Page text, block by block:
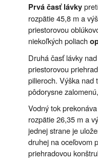
Prvá časť lávky
rozpätie 45,8 m a
priestorovou
niekoľkých poliach
Druhá časť lávky
priestorovou
pilieroch. Výška nad
pôdorysne
Vodný tok
rozpätie 26,35 m a
jednej strane je
druhej na oceľovom
priehradovou